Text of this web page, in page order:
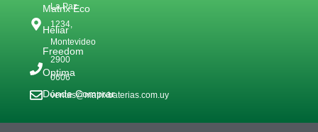
La Paz
1234,
Montevideo
2900
0606
ventas@matrixbaterias.com.uy
Matrix Eco
Heliar
Freedom
Optima
Dónde Comprar